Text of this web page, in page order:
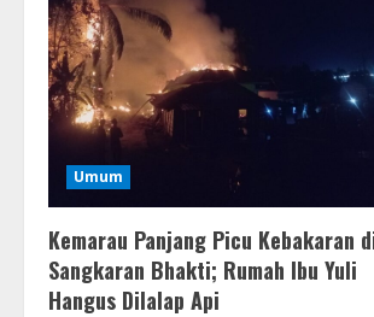
Umum
Kemarau Panjang Picu Kebakaran
Sangkaran Bhakti; Rumah Ibu Yuli
Hangus Dilalap Api